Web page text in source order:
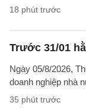
18 phút trước
Trước 31/01
Ngày 05/8/2026,
doanh nghiệp nhà
35 phút trước